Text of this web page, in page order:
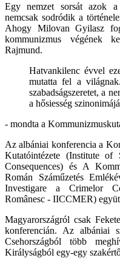
Egy nemzet sorsát azok
nemcsak sodródik a
Ahogy Milovan Gyilasz
kommunizmus végének
Rajmund.
Hatvankilenc évvel
mutatta fel a
szabadságszeretet, a
a hősiesség
- mondta a
Az albániai konferencia a
Kutatóintézete (Institute of
Consequences) és A
Román Száműzetés
Investigare a Crimelor
Românesc - IICCMER)
Magyarországról csak
konferencián. Az albániai
Csehországból több
Királyságból egy-egy